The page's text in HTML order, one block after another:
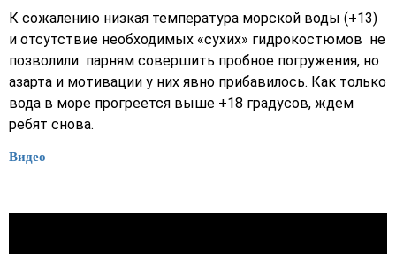
К сожалению низкая температура морской воды (+13)
и отсутствие необходимых «сухих» гидрокостюмов не
позволили парням совершить пробное погружения, но
азарта и мотивации у них явно прибавилось. Как только
вода в море прогреется выше +18 градусов, ждем
ребят снова.
Видео